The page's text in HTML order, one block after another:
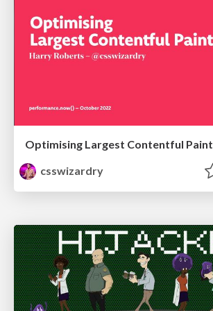
Optimising Largest Contentful Paint
csswizardry